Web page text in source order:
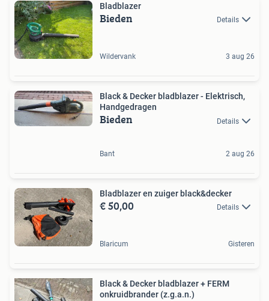
Bladblazer
Bieden Details
Wildervank 3 aug 26
Black & Decker bladblazer - Elektrisch,
Handgedragen
Bieden Details
Bant 2 aug 26
Bladblazer en zuiger black&decker
€ 50,00 Details
Blaricum Gisteren
Black & Decker bladblazer + FERM
onkruidbrander (z.g.a.n.)